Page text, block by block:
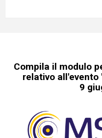
Compila il modulo
relativo all'evento
9